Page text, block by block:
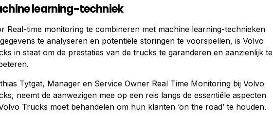
learning-techniek
Real-time monitoring te combineren met machine learning-technieken
te analyseren en potentiële storingen te voorspellen, is Volvo
in staat om de prestaties van de trucks te garanderen en aanzienlijk te
Tytgat, Manager en Service Owner Real Time Monitoring bij Volvo
neemt de aanwezigen mee op een reis langs de essentiële aspecten
Trucks moet behandelen om hun klanten ‘on the road’ te houden.